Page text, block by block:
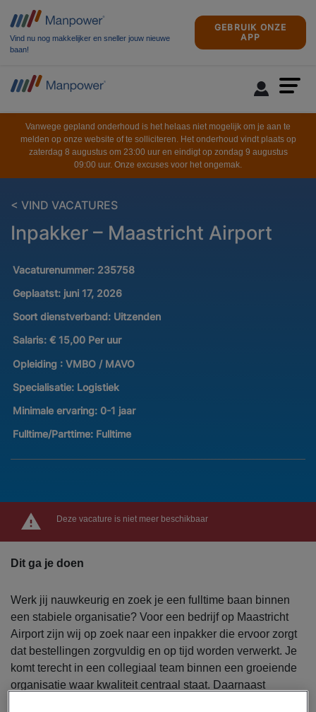
Vind nu nog makkelijker en sneller jouw nieuwe
baan!
GEBRUIK ONZE
APP
Vanwege gepland onderhoud is het helaas niet mogelijk om je aan te
melden op onze website of te solliciteren. Het onderhoud vindt plaats op
zaterdag 8 augustus om 23:00 uur en eindigt op zondag 9 augustus
09:00 uur. Onze excuses voor het ongemak.
< VIND VACATURES
Inpakker – Maastricht Airport
Vacaturenummer: 235758
Geplaatst: juni 17, 2026
Soort dienstverband: Uitzenden
Salaris: € 15,00 Per uur
Opleiding : VMBO / MAVO
Specialisatie: Logistiek
Minimale ervaring: 0-1 jaar
Fulltime/Parttime: Fulltime
Deze vacature is niet meer beschikbaar
Dit ga je doen
Werk jij nauwkeurig en zoek je een fulltime baan binnen
een stabiele organisatie? Voor een bedrijf op Maastricht
Airport zijn wij op zoek naar een inpakker die ervoor zorgt
dat bestellingen zorgvuldig en op tijd worden verwerkt. Je
komt terecht in een collegiaal team binnen een groeiende
organisatie waar kwaliteit centraal staat. Daarnaast